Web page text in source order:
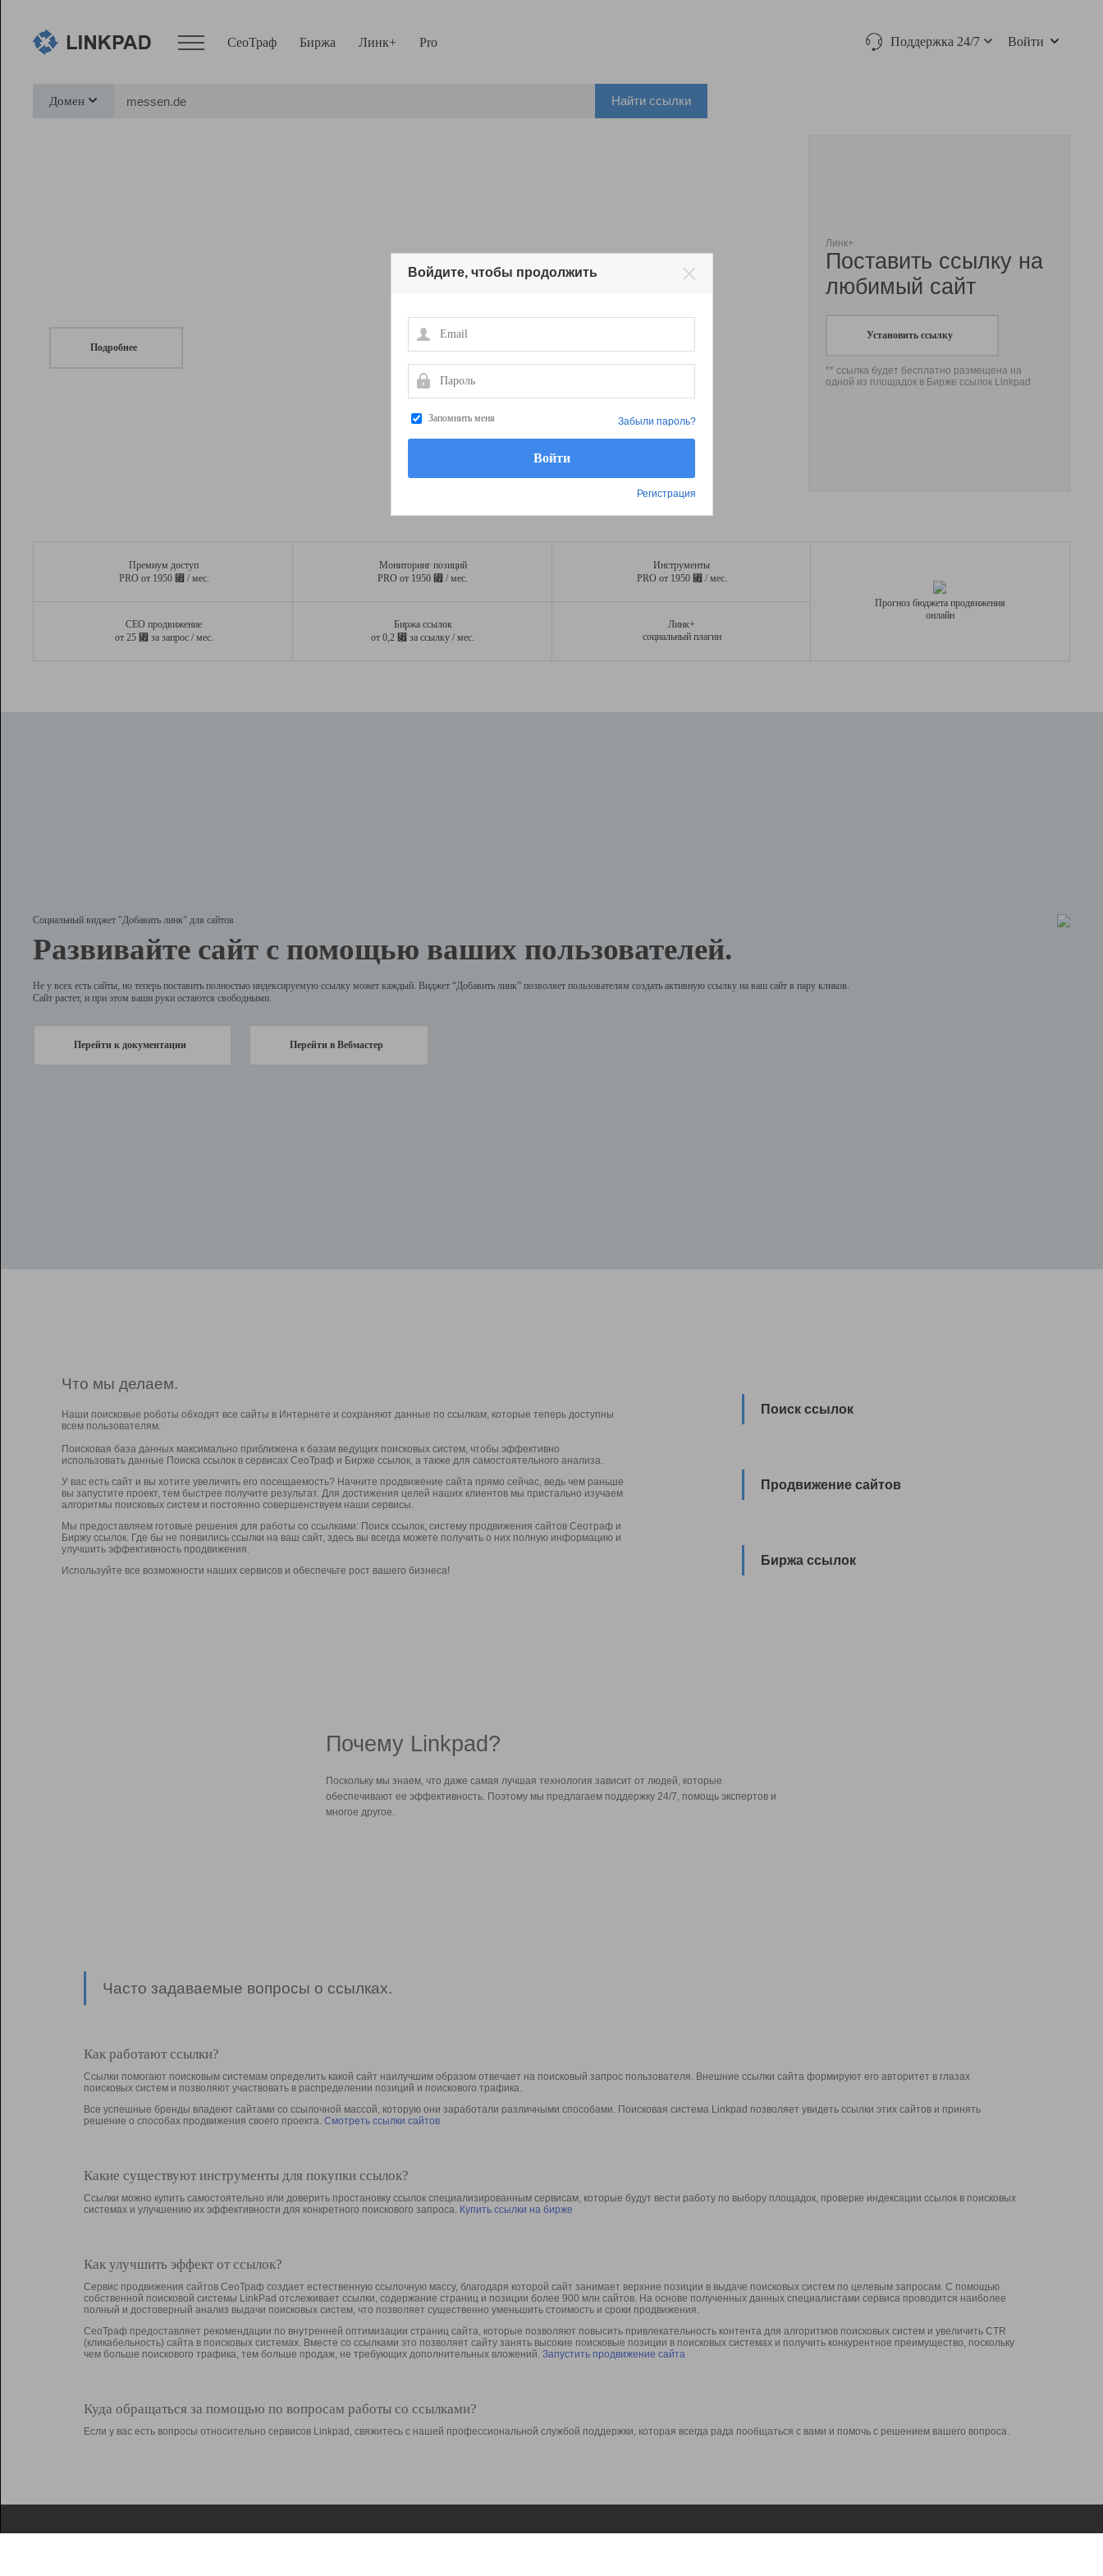
СеоТраф Биржа Линк+ Pro Поддержка 24/7 Войти
Домен Найти ссылки
Подробнее
Линк+
Поставить ссылку на
любимый сайт
Установить ссылку
** ссылка будет бесплатно размещена на
одной из площадок в Бирже ссылок Linkpad
Премиум доступ
PRO от 1950 ⃏ / мес.
Мониторинг позиций
PRO от 1950 ⃏ / мес.
Инструменты
PRO от 1950 ⃏ / мес.
СЕО продвижение
от 25 ⃏ за запрос / мес.
Биржа ссылок
от 0,2 ⃏ за ссылку / мес.
Линк+
социальный плагин
Прогноз бюджета продвижения
онлайн
Социальный виджет "Добавить линк" для сайтов
Развивайте сайт с помощью ваших пользователей.
Не у всех есть сайты, но теперь поставить полностью индексируемую ссылку может каждый. Виджет “Добавить линк” позволяет пользователям создать активную ссылку на ваш сайт в пару кликов.
Сайт растет, и при этом ваши руки остаются свободными.
Перейти к документации Перейти в Вебмастер
Что мы делаем.
Наши поисковые роботы обходят все сайты в Интернете и сохраняют данные по ссылкам, которые теперь доступны
всем пользователям.
Поисковая база данных максимально приближена к базам ведущих поисковых систем, чтобы эффективно
использовать данные Поиска ссылок в сервисах СеоТраф и Бирже ссылок, а также для самостоятельного анализа.
У вас есть сайт и вы хотите увеличить его посещаемость? Начните продвижение сайта прямо сейчас, ведь чем раньше
вы запустите проект, тем быстрее получите результат. Для достижения целей наших клиентов мы пристально изучаем
алгоритмы поисковых систем и постоянно совершенствуем наши сервисы.
Мы предоставляем готовые решения для работы со ссылками: Поиск ссылок, систему продвижения сайтов Сеотраф и
Биржу ссылок. Где бы не появились ссылки на ваш сайт, здесь вы всегда можете получить о них полную информацию и
улучшить эффективность продвижения.
Используйте все возможности наших сервисов и обеспечьте рост вашего бизнеса!
Поиск ссылок
Продвижение сайтов
Биржа ссылок
Почему Linkpad?
Поскольку мы знаем, что даже самая лучшая технология зависит от людей, которые
обеспечивают ее эффективность. Поэтому мы предлагаем поддержку 24/7, помощь экспертов и
многое другое.
Часто задаваемые вопросы о ссылках.
Как работают ссылки?
Ссылки помогают поисковым системам определить какой сайт наилучшим образом отвечает на поисковый запрос пользователя. Внешние ссылки сайта формируют его авторитет в глазах
поисковых систем и позволяют участвовать в раcпределении позиций и поискового трафика.
Все успешные бренды владеют сайтами со ссылочной массой, которую они заработали различными способами. Поисковая система Linkpad позволяет увидеть ссылки этих сайтов и принять
решение о способах продвижения своего проекта. Смотреть ссылки сайтов
Какие существуют инструменты для покупки ссылок?
Ссылки можно купить самостоятельно или доверить простановку ссылок специализированным сервисам, которые будут вести работу по выбору площадок, проверке индексации ссылок в поисковых
системах и улучшению их эффективности для конкретного поискового запроса. Купить ссылки на бирже
Как улучшить эффект от ссылок?
Сервис продвижения сайтов СеоТраф создает естественную ссылочную массу, благодаря которой сайт занимает верхние позиции в выдаче поисковых систем по целевым запросам. С помощью
собственной поисковой системы LinkPad отслеживает ссылки, содержание страниц и позиции более 900 млн сайтов. На основе полученных данных специалистами сервиса проводится наиболее
полный и достоверный анализ выдачи поисковых систем, что позволяет существенно уменьшить стоимость и сроки продвижения.
СеоТраф предоставляет рекомендации по внутренней оптимизации страниц сайта, которые позволяют повысить привлекательность контента для алгоритмов поисковых систем и увеличить CTR
(кликабельность) сайта в поисковых системах. Вместе со ссылками это позволяет сайту занять высокие поисковые позиции в поисковых системах и получить конкурентное преимущество, поскольку
чем больше поискового трафика, тем больше продаж, не требующих дополнительных вложений. Запустить продвижение сайта
Куда обращаться за помощью по вопросам работы со ссылками?
Если у вас есть вопросы относительно сервисов Linkpad, свяжитесь с нашей профессиональной службой поддержки, которая всегда рада пообщаться с вами и помочь с решением вашего вопроса.
Войдите, чтобы продолжить
Email
Пароль
Запомнить меня
Регистрация
Забыли пароль?